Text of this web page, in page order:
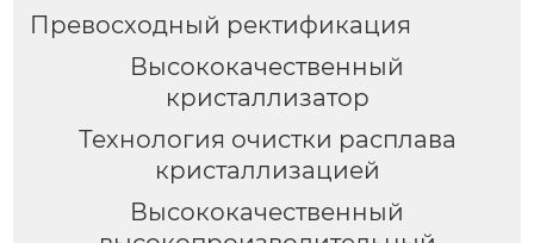
Превосходный ректификация
Высококачественный
кристаллизатор
Технология очистки расплава
кристаллизацией
Высококачественный